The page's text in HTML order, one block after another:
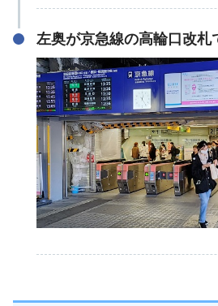
左奥が京急線の高輪口改札